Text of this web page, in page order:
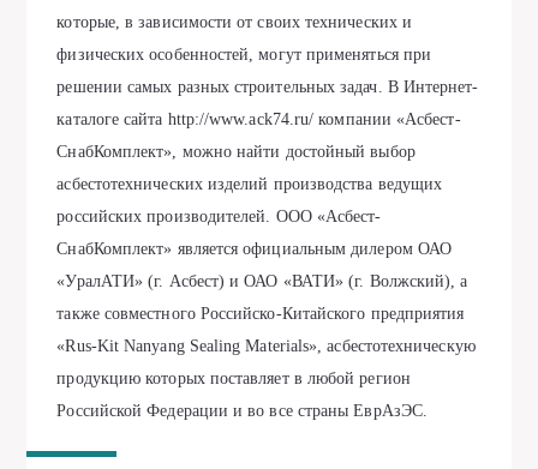
которые, в зависимости от своих технических и
физических особенностей, могут применяться при
решении самых разных строительных задач. В Интернет-
каталоге сайта http://www.ack74.ru/ компании «Асбест-
СнабКомплект», можно найти достойный выбор
асбестотехнических изделий производства ведущих
российских производителей. ООО «Асбест-
СнабКомплект» является официальным дилером ОАО
«УралАТИ» (г. Асбест) и ОАО «ВАТИ» (г. Волжский), а
также совместного Российско-Китайского предприятия
«Rus-Kit Nanyang Sealing Materials», асбестотехническую
продукцию которых поставляет в любой регион
Российской Федерации и во все страны ЕврАзЭС.